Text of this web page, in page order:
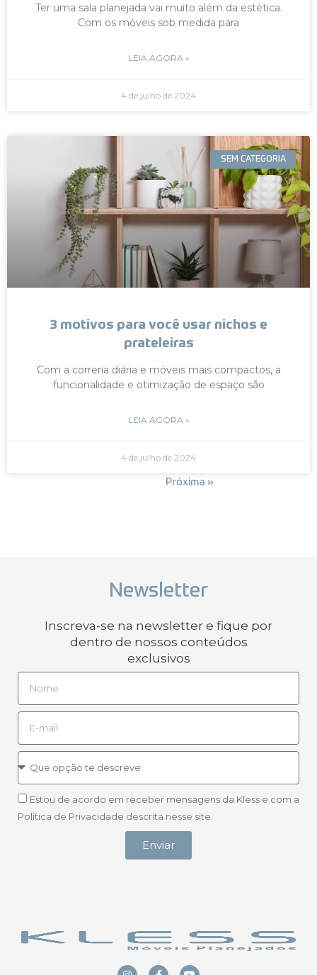
Ter uma sala planejada vai muito além da estética.
Com os móveis sob medida para
LEIA AGORA »
4 de julho de 2024
SEM CATEGORIA
3 motivos para você usar nichos e
prateleiras
Com a correria diária e móveis mais compactos, a
funcionalidade e otimização de espaço são
LEIA AGORA »
4 de julho de 2024
Próxima »
Newsletter
Inscreva-se na newsletter e fique por
dentro de nossos conteúdos
exclusivos
Estou de acordo em receber mensagens da Kless e com a
Política de Privacidade descrita nesse site.
Enviar